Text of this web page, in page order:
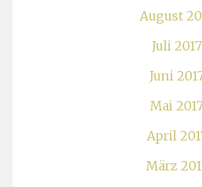
August
Juli 2017
Juni
Mai
April
März